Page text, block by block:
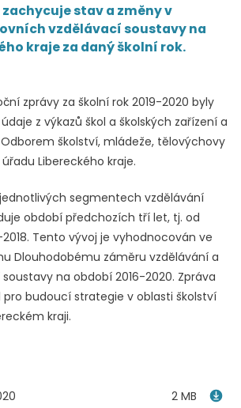
stav a změny v
vzdělávací soustavy na
kraje za daný školní rok.
zprávy za školní rok 2019-2020 byly
z výkazů škol a školských zařízení a
školství, mládeže, tělovýchovy
Libereckého kraje.
segmentech vzdělávání
období předchozích tří let, tj. od
Tento vývoj je vyhodnocován ve
Dlouhodobému záměru vzdělávání a
na období 2016-2020. Zpráva
pro budoucí strategie v oblasti školství
kraji.
2 MB